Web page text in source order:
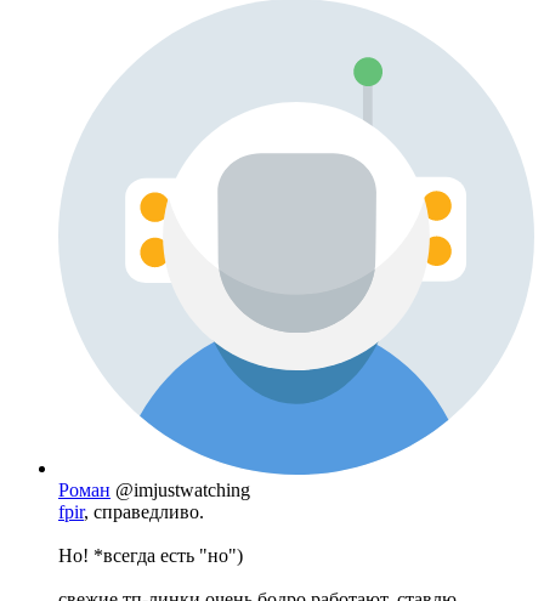
Роман @imjustwatching
fpir, справедливо.
Но! *всегда есть "но")